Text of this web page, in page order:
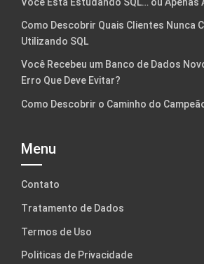
Você Está Estudando SQL… ou Apenas
Como Descobrir Quais Clientes Nunca
Utilizando SQL
Você Recebeu um Banco de Dados
Erro Que Deve Evitar?
Como Descobrir o Caminho do
Menu
Contato
Tratamento de Dados
Termos de Uso
Politicas de Privacidade